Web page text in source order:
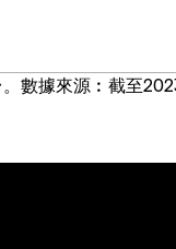
數據來源︰截至